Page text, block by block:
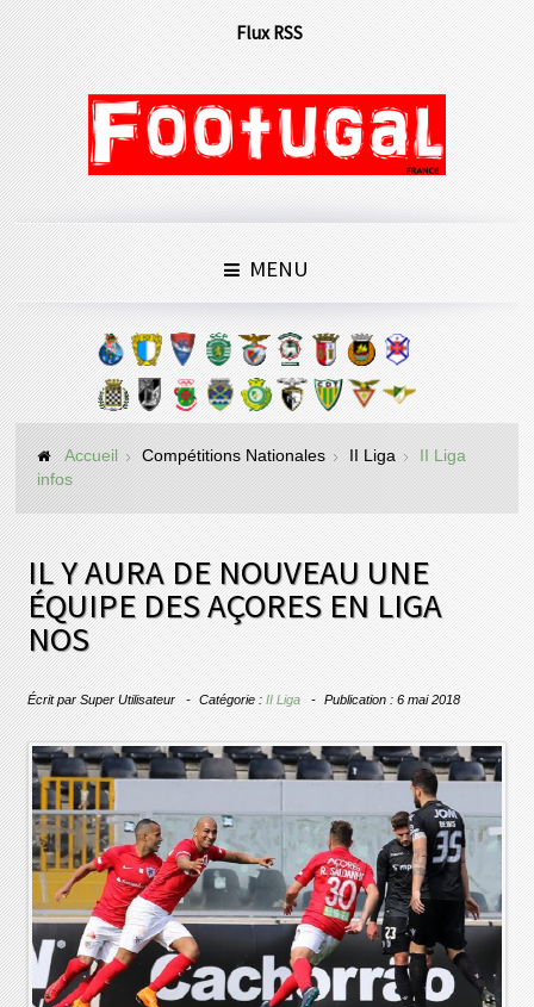
Flux RSS
MENU
Accueil Compétitions Nationales II Liga
II Liga
infos
IL Y AURA DE NOUVEAU UNE
ÉQUIPE DES AÇORES EN LIGA
NOS
Écrit parSuper Utilisateur Catégorie :II Liga Publication : 6 mai 2018